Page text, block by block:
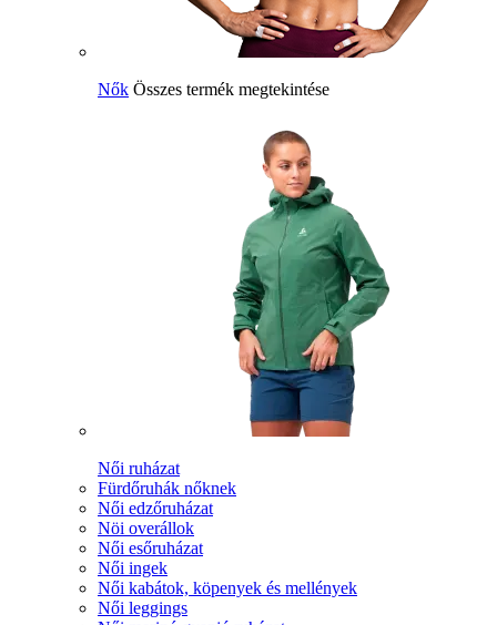
Nők Összes termék megtekintése
Női ruházat
Fürdőruhák nőknek
Női edzőruházat
Nöi overállok
Női esőruházat
Női ingek
Női kabátok, köpenyek és mellények
Női leggings